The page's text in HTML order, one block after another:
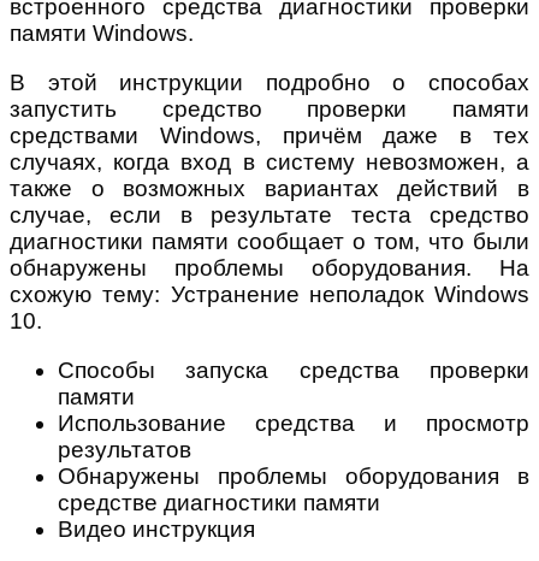
встроенного средства диагностики проверки
памяти Windows.
В этой инструкции подробно о способах
запустить средство проверки памяти
средствами Windows, причём даже в тех
случаях, когда вход в систему невозможен, а
также о возможных вариантах действий в
случае, если в результате теста средство
диагностики памяти сообщает о том, что были
обнаружены проблемы оборудования. На
схожую тему: Устранение неполадок Windows
10.
Способы запуска средства проверки
памяти
Использование средства и просмотр
результатов
Обнаружены проблемы оборудования в
средстве диагностики памяти
Видео инструкция